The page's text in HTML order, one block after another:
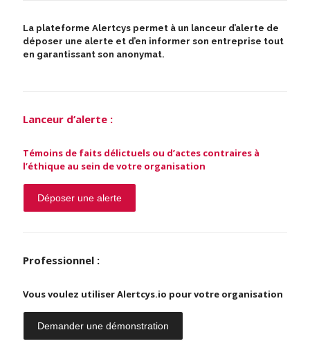
La plateforme Alertcys permet à un lanceur d’alerte de
déposer une alerte et d’en informer son entreprise tout
en garantissant son anonymat.
Lanceur d’alerte :
Témoins de faits délictuels ou d’actes contraires à
l’éthique au sein de votre organisation
Déposer une alerte
Professionnel :
Vous voulez utiliser Alertcys.io pour votre organisation
Demander une démonstration